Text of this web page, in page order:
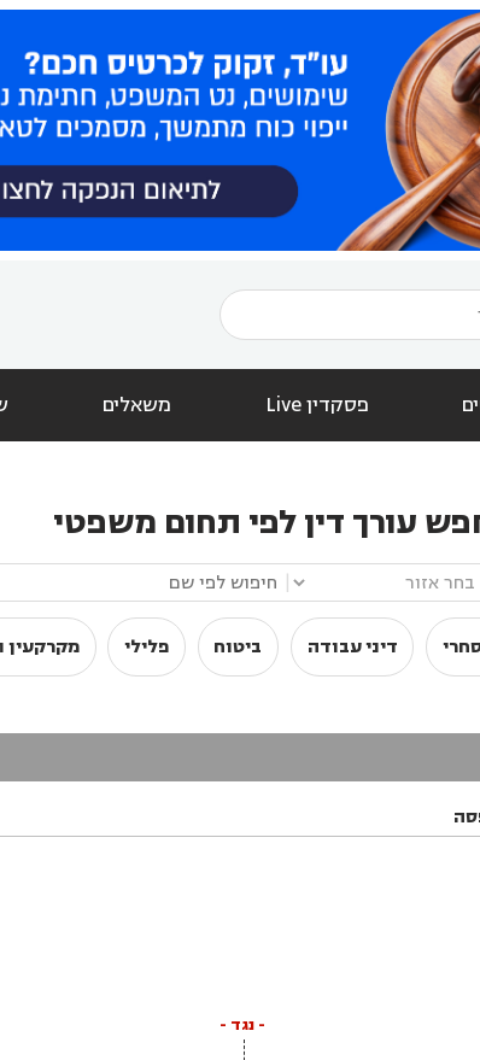
פסקדין Live משאלים
עורך דין לפי תחום משפטי
דיני עבודה ביטוח פלילי מקרקעין
- נגד -